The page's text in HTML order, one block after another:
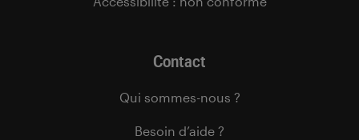
Contact
Qui sommes-nous ?
Besoin d’aide ?